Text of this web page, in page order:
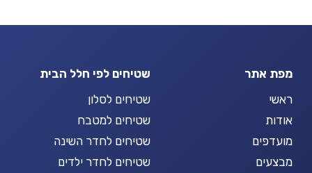
מפת אתר
ראשי
אודות
מועדפים
מבצעים
שטיחים לפי חלל הבית
שטיחים לסלון
שטיחים למטבח
שטיחים לחדר השינה
שטיחים לחדר ילדים